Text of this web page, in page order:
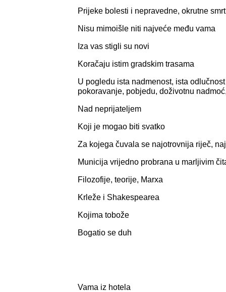
Prijeke bolesti i nepravedne, okrutne
Nisu mimoišle niti najveće među vama
Iza vas stigli su novi
Koračaju istim gradskim trasama
U pogledu ista nadmenost, ista
pokoravanje, pobjedu, doživotnu
Nad neprijateljem
Koji je mogao biti svatko
Za kojega čuvala se najotrovnija riječ,
Municija vrijedno probrana u marljivim
Filozofije, teorije, Marxa
Krleže i Shakespearea
Kojima tobože
Bogatio se duh
Vama iz hotela